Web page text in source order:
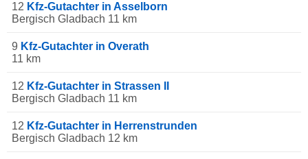
12 Kfz-Gutachter in Asselborn
Bergisch Gladbach 11 km
9 Kfz-Gutachter in Overath
11 km
12 Kfz-Gutachter in Strassen II
Bergisch Gladbach 11 km
12 Kfz-Gutachter in Herrenstrunden
Bergisch Gladbach 12 km